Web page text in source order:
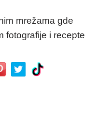
mrežama gde
fotografije i recepte